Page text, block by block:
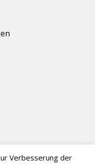
Verbesserung der